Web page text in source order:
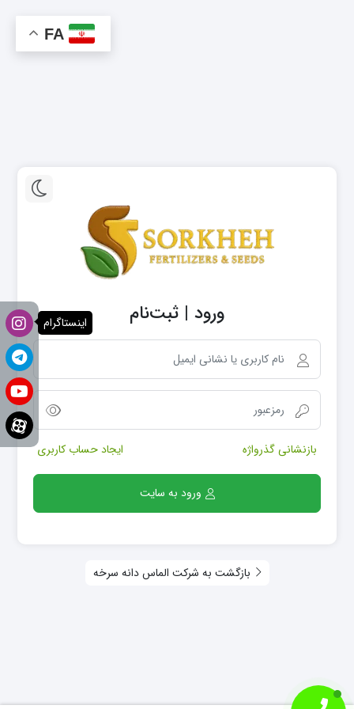
ورود | ثبت‌نام
بازنشانی گذرواژه ایجاد حساب کاربری
ورود به سایت
بازگشت به شرکت الماس دانه سرخه
FA
اینستاگرام